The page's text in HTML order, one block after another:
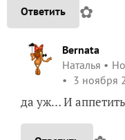
Ответить ✿
Bernata
Наталья
3 ноября
да уж… И